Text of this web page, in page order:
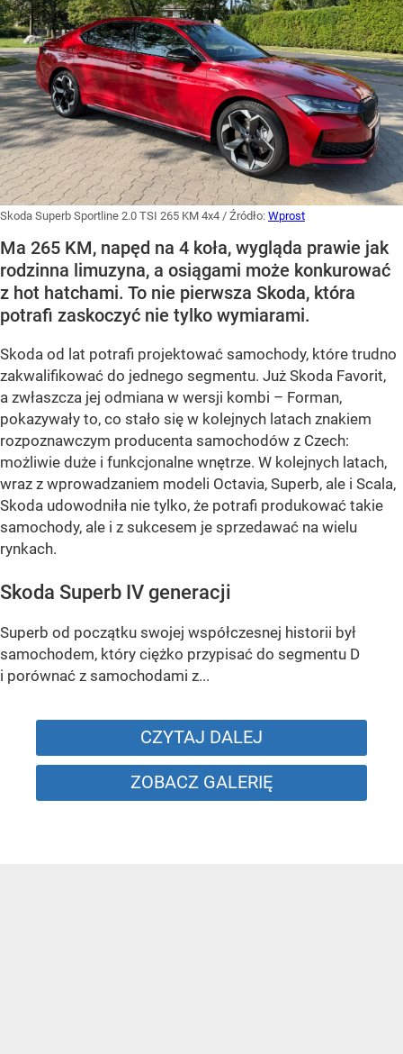
Skoda Superb Sportline 2.0 TSI 265 KM 4x4 / Źródło: Wprost
Ma 265 KM, napęd na 4 koła, wygląda prawie jak
rodzinna limuzyna, a osiągami może konkurować
z hot hatchami. To nie pierwsza Skoda, która
potrafi zaskoczyć nie tylko wymiarami.
Skoda od lat potrafi projektować samochody, które trudno
zakwalifikować do jednego segmentu. Już Skoda Favorit,
a zwłaszcza jej odmiana w wersji kombi – Forman,
pokazywały to, co stało się w kolejnych latach znakiem
rozpoznawczym producenta samochodów z Czech:
możliwie duże i funkcjonalne wnętrze. W kolejnych latach,
wraz z wprowadzaniem modeli Octavia, Superb, ale i Scala,
Skoda udowodniła nie tylko, że potrafi produkować takie
samochody, ale i z sukcesem je sprzedawać na wielu
rynkach.
Skoda Superb IV generacji
Superb od początku swojej współczesnej historii był
samochodem, który ciężko przypisać do segmentu D
i porównać z samochodami z...
CZYTAJ DALEJ
ZOBACZ GALERIĘ